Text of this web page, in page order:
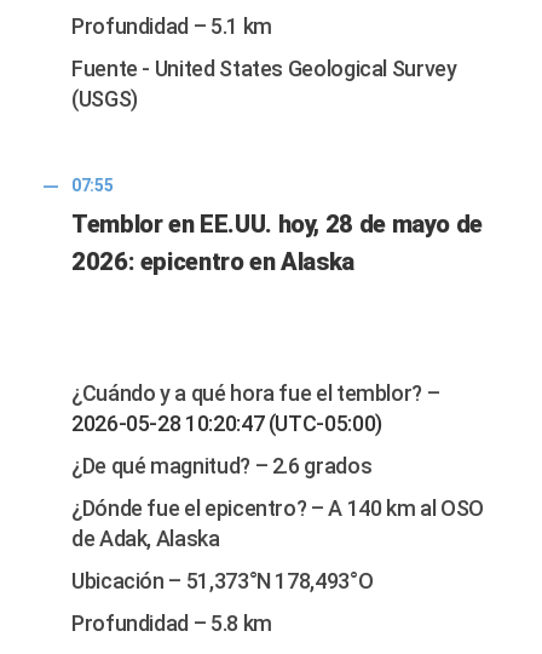
Profundidad – 5.1 km
Fuente - United States Geological Survey
(USGS)
07:55
Temblor en EE.UU. hoy, 28 de mayo de
2026: epicentro en Alaska
¿Cuándo y a qué hora fue el temblor? –
2026-05-28 10:20:47 (UTC-05:00)
¿De qué magnitud? – 2.6 grados
¿Dónde fue el epicentro? – A 140 km al OSO
de Adak, Alaska
Ubicación – 51,373°N 178,493°O
Profundidad – 5.8 km